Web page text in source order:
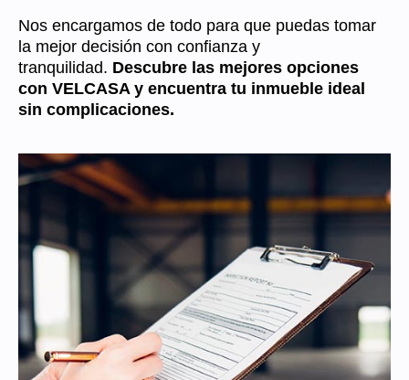
Nos encargamos de todo para que puedas tomar
la mejor decisión con confianza y
tranquilidad. Descubre las mejores opciones
con VELCASA y encuentra tu inmueble ideal
sin complicaciones.